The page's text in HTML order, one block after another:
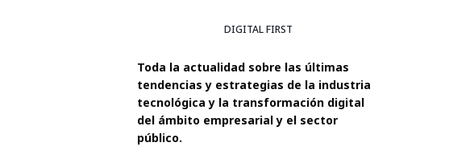
DIGITAL FIRST
Toda la actualidad sobre las últimas
tendencias y estrategias de la industria
tecnológica y la transformación digital
del ámbito empresarial y el sector
público.